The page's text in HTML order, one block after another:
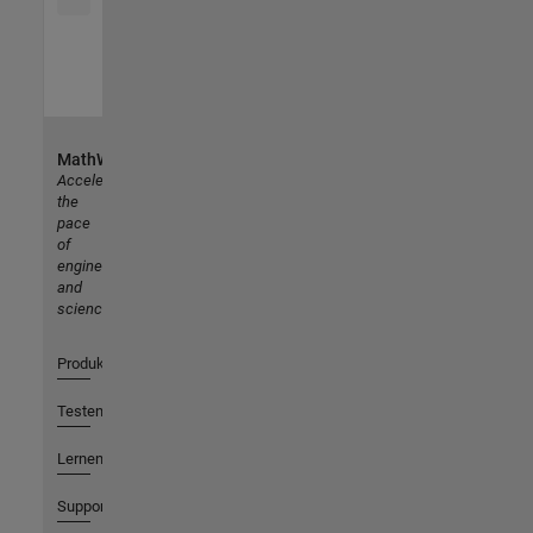
MathWorks
Accelerating
the
pace
of
engineering
and
science
Produkte
Testen oder Kaufen
Lernen
Support